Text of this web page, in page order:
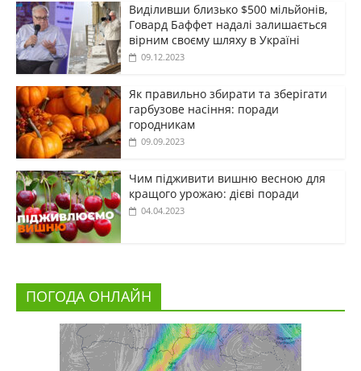
Виділивши близько $500 мільйонів,
Говард Баффет надалі залишається
вірним своєму шляху в Україні
09.12.2023
Як правильно збирати та зберігати
гарбузове насіння: поради
городникам
09.09.2023
Чим підживити вишню весною для
кращого урожаю: дієві поради
04.04.2023
ПОГОДА ОНЛАЙН